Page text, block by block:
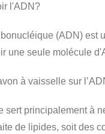
l'ADN?
(ADN) est
une seule molécule
à vaisselle sur
sert principalement à
de lipides, soit des